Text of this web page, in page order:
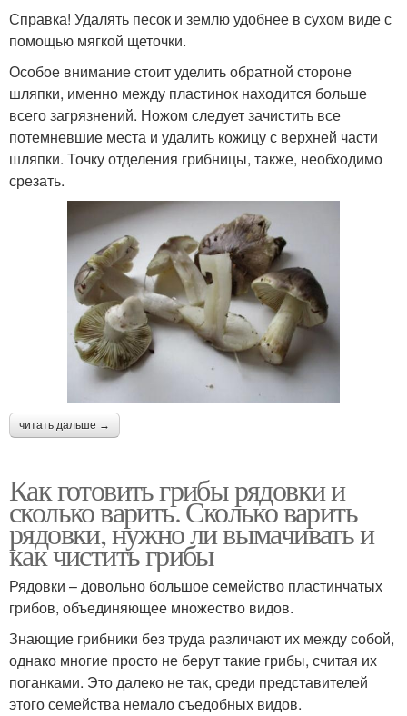
Справка! Удалять песок и землю удобнее в сухом виде с
помощью мягкой щеточки.
Особое внимание стоит уделить обратной стороне
шляпки, именно между пластинок находится больше
всего загрязнений. Ножом следует зачистить все
потемневшие места и удалить кожицу с верхней части
шляпки. Точку отделения грибницы, также, необходимо
срезать.
читать дальше →
Как готовить грибы рядовки и
сколько варить. Сколько варить
рядовки, нужно ли вымачивать и
как чистить грибы
Рядовки – довольно большое семейство пластинчатых
грибов, объединяющее множество видов.
Знающие грибники без труда различают их между собой,
однако многие просто не берут такие грибы, считая их
поганками. Это далеко не так, среди представителей
этого семейства немало съедобных видов.